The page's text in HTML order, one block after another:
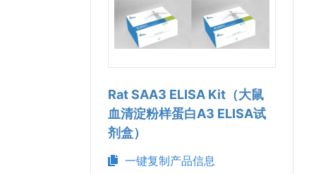
Rat SAA3 ELISA Kit（大鼠
血清淀粉样蛋白A3 ELISA试
剂盒）
一键复制产品信息